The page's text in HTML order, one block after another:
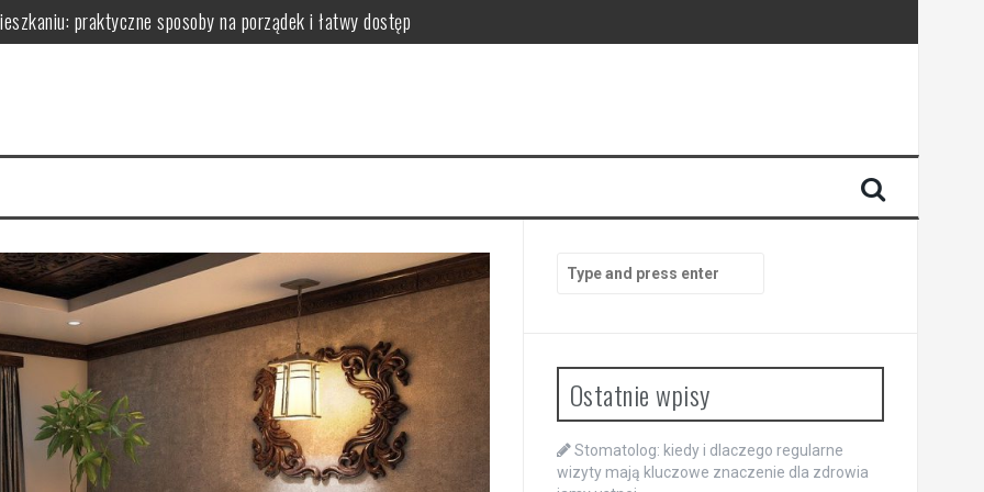
praktyczne sposoby na porządek i łatwy dostęp
wybrać i zamontować funkcjonalną przegrodę ze szkła hartowanego
dodają przestrzeni, a kiedy mogą przeszkadzać?
– praktyczne porady wyboru, montażu i aranżacji przestrzeni
for:
Ostatnie wpisy
Stomatolog: kiedy i dlaczego regularne
wizyty mają kluczowe znaczenie dla zdrowia